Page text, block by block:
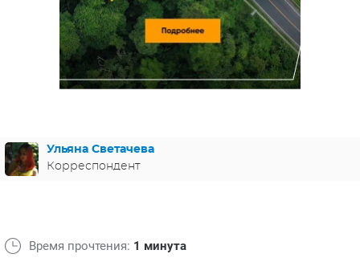
МЕЛОДРАМЫ
ИСПАНИЯ
ГЕРМАНИЯ
СВЕТСКИЕ НОВОСТИ
СПОЙЛЕРЫ ИЗ СЕРИАЛОВ
Ульяна Светачева
Корреспондент
Время прочтения: 1 минута